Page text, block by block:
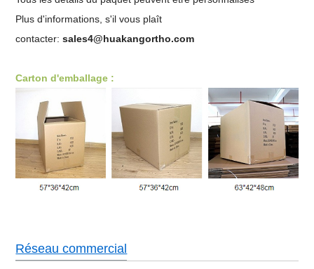
Plus d'informations, s'il vous plaît
contacter:sales4@huakangortho.com
Carton d'emballage :
Réseau commercial